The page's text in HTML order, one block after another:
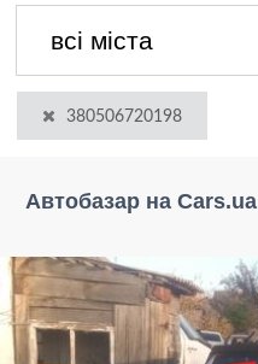
380506720198
Автобазар на Cars.ua